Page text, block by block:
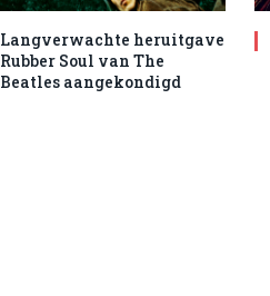
Langverwachte heruitgave
Rubber Soul van The
Beatles aangekondigd